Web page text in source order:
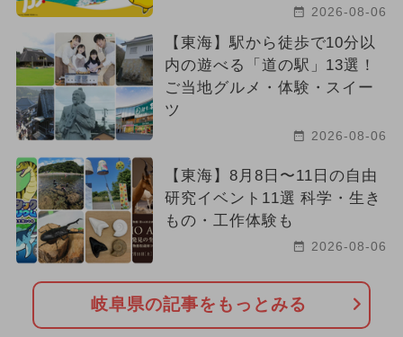
2026-08-06
【東海】駅から徒歩で10分以
内の遊べる「道の駅」13選！
ご当地グルメ・体験・スイー
ツ
2026-08-06
【東海】8月8日〜11日の自由
研究イベント11選 科学・生き
もの・工作体験も
2026-08-06
岐阜県の記事をもっとみる